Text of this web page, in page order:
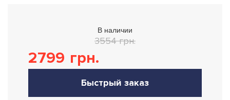
В наличии
3554 грн.
2799 грн.
Быстрый заказ